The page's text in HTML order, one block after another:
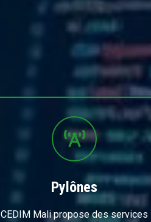
Pylônes
CEDIM Mali propose des services